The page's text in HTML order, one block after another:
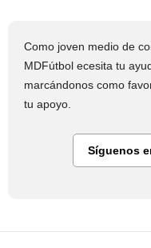
Como joven medio de
MDFútbol ecesita tu
marcándonos como
tu apoyo.
Síguenos